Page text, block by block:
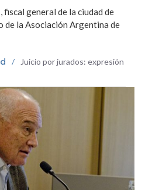
fiscal general de la ciudad de
de la Asociación Argentina de
/
Juicio por jurados: expresión